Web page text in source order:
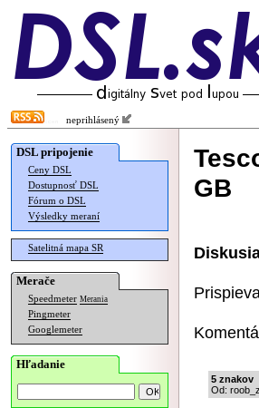
neprihlásený
DSL pripojenie
Ceny DSL
Dostupnosť DSL
Fórum o DSL
Výsledky meraní
Satelitná mapa SR
Merače
Speedmeter Merania
Pingmeter
Googlemeter
Hľadanie
GB
5 znakov
Od: